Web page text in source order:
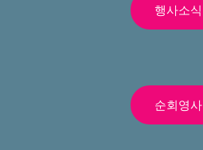
행사소식
순회영사